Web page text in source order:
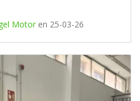
Motor en 25-03-26